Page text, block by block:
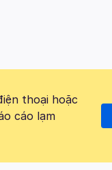
thoại hoặc
cáo lạm